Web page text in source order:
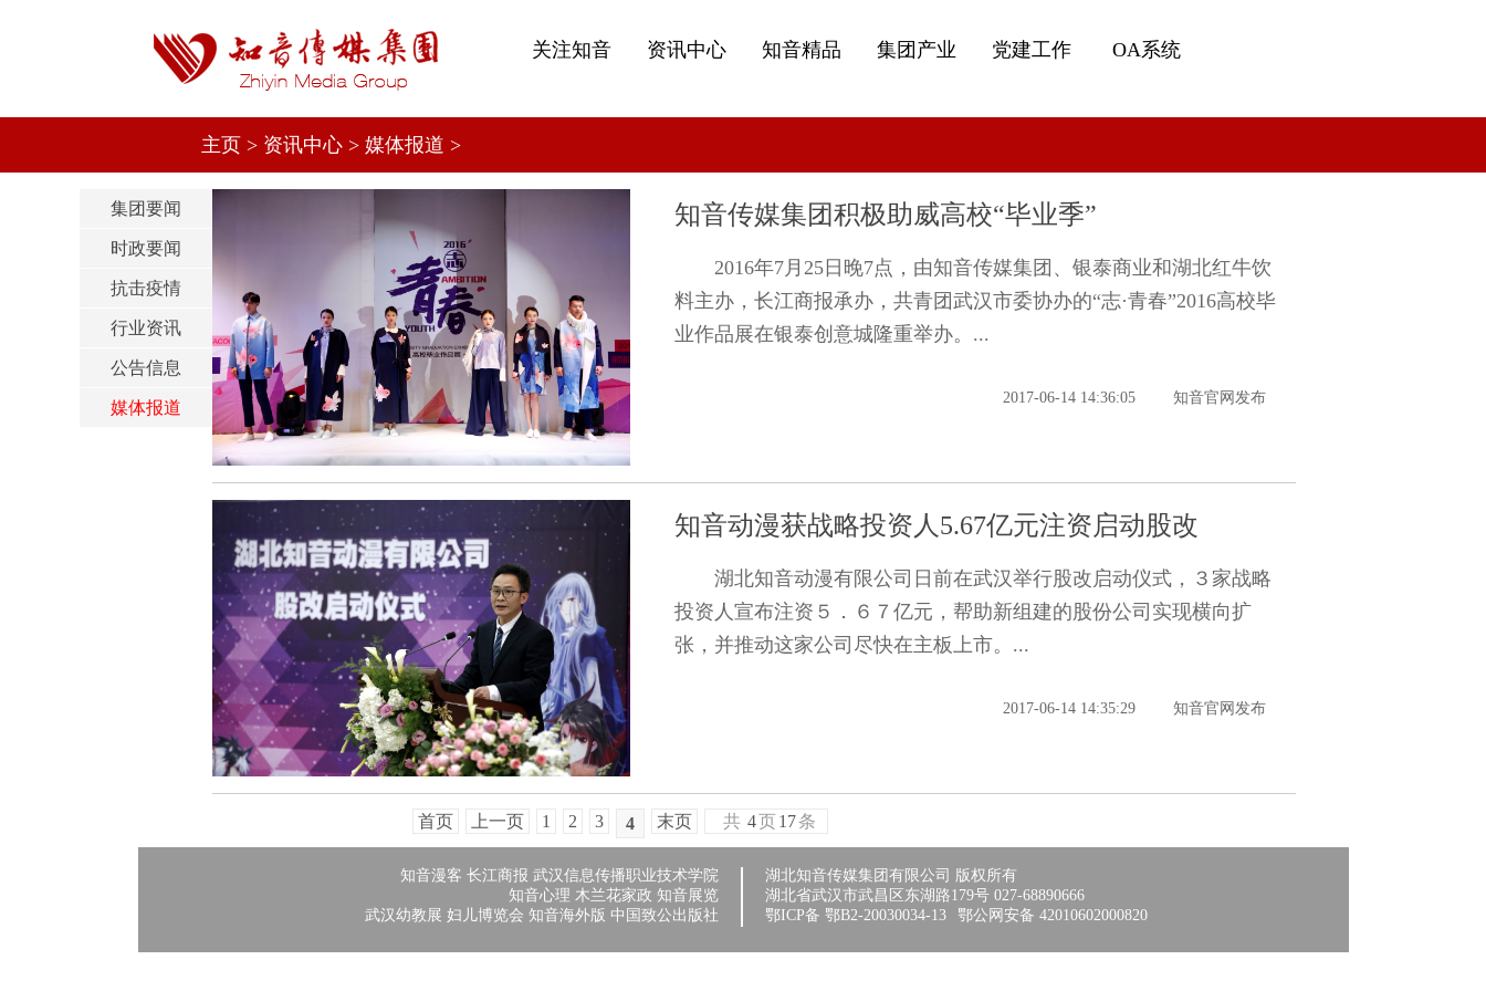
关注知音 资讯中心 知音精品 集团产业 党建工作 OA系统
主页 > 资讯中心 > 媒体报道 >
集团要闻
时政要闻
抗击疫情
行业资讯
公告信息
媒体报道
知音传媒集团积极助威高校“毕业季”
2016年7月25日晚7点，由知音传媒集团、银泰商业和湖北红牛饮
料主办，长江商报承办，共青团武汉市委协办的“志·青春”2016高校毕
业作品展在银泰创意城隆重举办。...
2017-06-14 14:36:05 知音官网发布
知音动漫获战略投资人5.67亿元注资启动股改
湖北知音动漫有限公司日前在武汉举行股改启动仪式，３家战略
投资人宣布注资５．６７亿元，帮助新组建的股份公司实现横向扩
张，并推动这家公司尽快在主板上市。...
2017-06-14 14:35:29 知音官网发布
首页 上一页 1 2 3 4 末页 共 4页 17条
知音漫客 长江商报 武汉信息传播职业技术学院
知音心理 木兰花家政 知音展览
武汉幼教展 妇儿博览会 知音海外版 中国致公出版社
湖北知音传媒集团有限公司 版权所有
湖北省武汉市武昌区东湖路179号 027-68890666
鄂ICP备 鄂B2-20030034-13 鄂公网安备 42010602000820